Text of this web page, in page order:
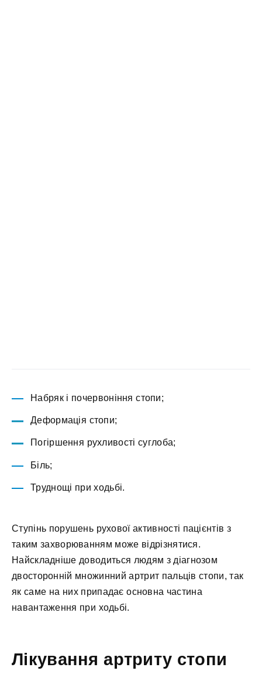
Набряк і почервоніння стопи;
Деформація стопи;
Погіршення рухливості суглоба;
Біль;
Труднощі при ходьбі.
Ступінь порушень рухової активності пацієнтів з
таким захворюванням може відрізнятися.
Найскладніше доводиться людям з діагнозом
двосторонній множинний артрит пальців стопи, так
як саме на них припадає основна частина
навантаження при ходьбі.
Лікування артриту стопи